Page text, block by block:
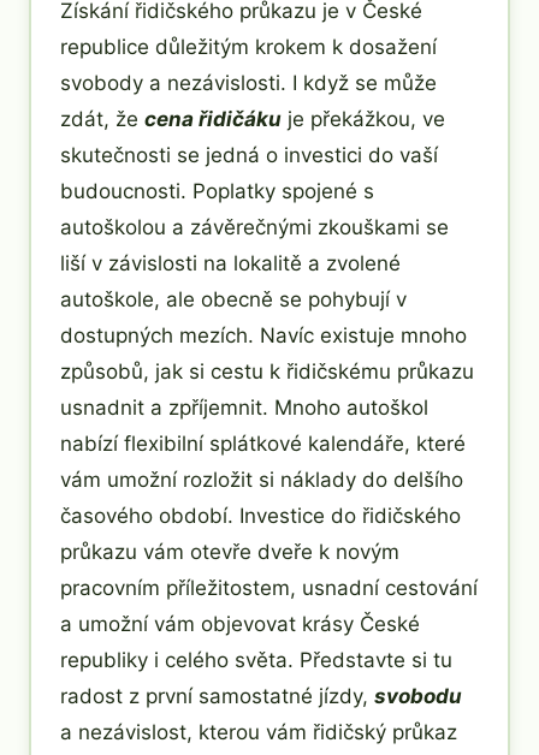
Získání řidičského průkazu je v České
republice důležitým krokem k dosažení
svobody a nezávislosti. I když se může
zdát, že cena řidičáku je překážkou, ve
skutečnosti se jedná o investici do vaší
budoucnosti. Poplatky spojené s
autoškolou a závěrečnými zkouškami se
liší v závislosti na lokalitě a zvolené
autoškole, ale obecně se pohybují v
dostupných mezích. Navíc existuje mnoho
způsobů, jak si cestu k řidičskému průkazu
usnadnit a zpříjemnit. Mnoho autoškol
nabízí flexibilní splátkové kalendáře, které
vám umožní rozložit si náklady do delšího
časového období. Investice do řidičského
průkazu vám otevře dveře k novým
pracovním příležitostem, usnadní cestování
a umožní vám objevovat krásy České
republiky i celého světa. Představte si tu
radost z první samostatné jízdy, svobodu
a nezávislost, kterou vám řidičský průkaz